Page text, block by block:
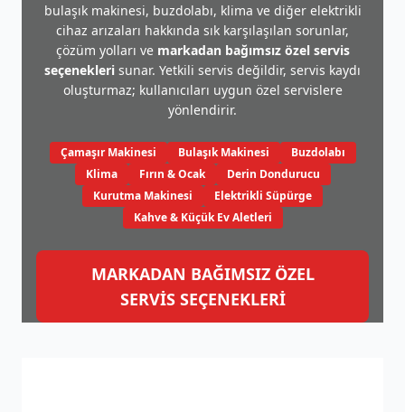
bulaşık makinesi, buzdolabı, klima ve diğer elektrikli
cihaz arızaları hakkında sık karşılaşılan sorunlar,
çözüm yolları ve markadan bağımsız özel servis
seçenekleri sunar. Yetkili servis değildir, servis kaydı
oluşturmaz; kullanıcıları uygun özel servislere
yönlendirir.
Çamaşır Makinesi Bulaşık Makinesi
Buzdolabı
Klima
Fırın & Ocak
Derin Dondurucu
Kurutma Makinesi
Elektrikli Süpürge
Kahve & Küçük Ev Aletleri
MARKADAN BAĞIMSIZ ÖZEL
SERVİS SEÇENEKLERİ